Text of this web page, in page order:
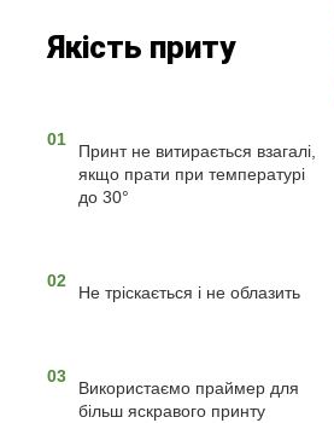
Якість приту
01
Принт не витирається взагалі,
якщо прати при температурі
до 30°
02
Не тріскається і не облазить
03
Використаємо праймер для
більш яскравого принту